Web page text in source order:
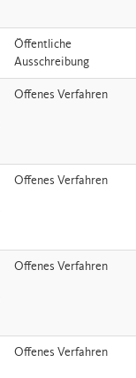
Öffentliche
Ausschreibung
Offenes Verfahren
Offenes Verfahren
Offenes Verfahren
Offenes Verfahren